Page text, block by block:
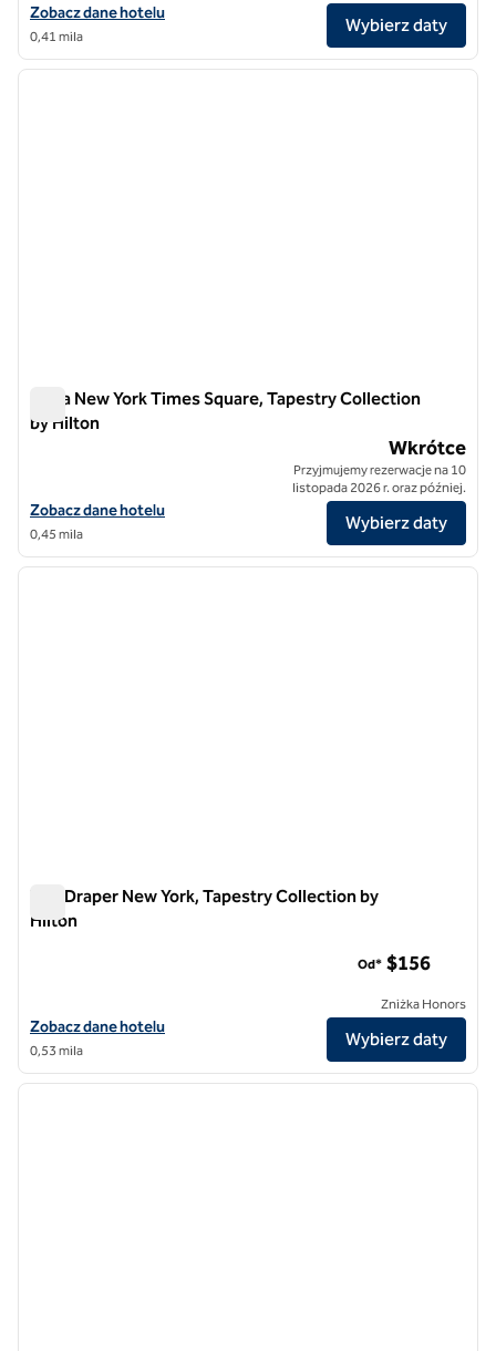
Zobacz szczegóły hotelu Hotel 38 New York City, Tapestry
Zobacz dane hotelu
0,41 mila
Wybierz daty
1/5
1 z 5
Ariya New York Times Square, Tapestry Collection
by Hilton
Ariya New York Times Square, Tapestry Collection by Hilton
Zobacz szczegóły hotelu Ariya New York Times Square, Tapestry
Zobacz dane hotelu
0,45 mila
Wkrótce
Przyjmujemy rezerwacje na 10
listopada 2026 r. oraz później.
Wybierz daty
1/12
1 z 12
The Draper New York, Tapestry Collection by
Hilton
Zobacz szczegóły hotelu The Draper New York, Tapestry Collection
Zobacz dane hotelu
0,53 mila
Od* $156
Zniżka Honors
Wybierz daty
1/12
1 z 12